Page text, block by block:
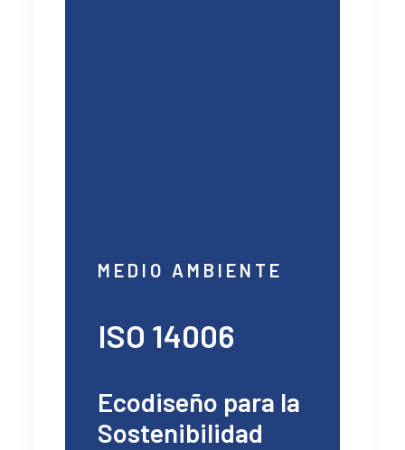
MEDIO AMBIENTE
ISO 14006
Ecodiseño para la
Sostenibilidad